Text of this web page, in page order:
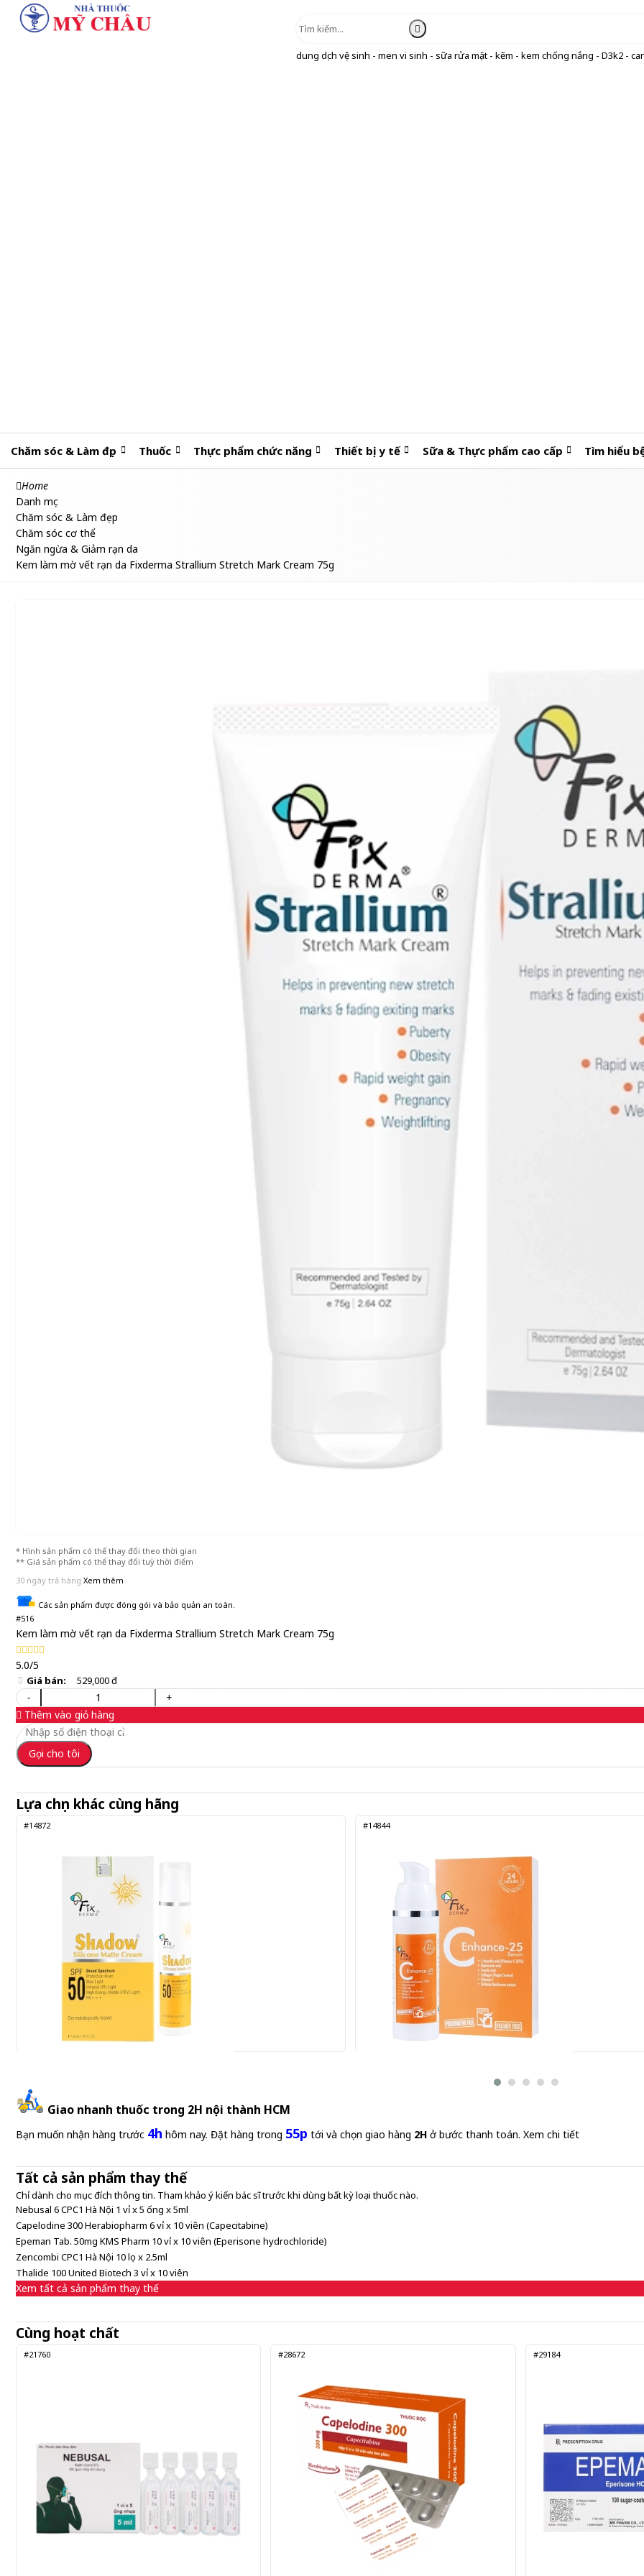
dung dịch vệ sinh - men vi sinh - sữa rửa mặt - kẽm - kem chống nắng - D3k2 -
Chăm sóc & Làm đẹp Thuốc Thực phẩm chức năng Thiết bị y tế Sữa & Thực phẩm cao cấp Tìm hiểu
Home
Danh mục
Chăm sóc & Làm đẹp
Chăm sóc cơ thể
Ngăn ngừa & Giảm rạn da
Kem làm mờ vết rạn da Fixderma Strallium Stretch Mark Cream 75g
* Hình sản phẩm có thể thay đổi theo thời gian
** Giá sản phẩm có thể thay đổi tuỳ thời điểm
30 ngày trả hàng Xem thêm
Các sản phẩm được đóng gói và bảo quản an toàn.
#516
Kem làm mờ vết rạn da Fixderma Strallium Stretch Mark Cream 75g
5.0/5
Giá bán: 529,000 đ
-
+
Thêm vào giỏ hàng
Gọi cho tôi
Lựa chọn khác cùng hãng
#14872
SPF 50 50ml
895.000 đ
#14844
Serum phục hồi làn da Fixderma C Enhance-25 Serum
Giao nhanh thuốc trong 2H nội thành HCM
Bạn muốn nhận hàng trước 4h hôm nay. Đặt hàng trong 55p tới và chọn giao hàng 2H ở bước thanh toán. Xem chi tiết
Tất cả sản phẩm thay thế
Chỉ dành cho mục đích thông tin. Tham khảo ý kiến bác sĩ trước khi dùng bất kỳ loại thuốc nào.
Nebusal 6 CPC1 Hà Nội 1 vỉ x 5 ống x 5ml
Capelodine 300 Herabiopharm 6 vỉ x 10 viên (Capecitabine)
Epeman Tab. 50mg KMS Pharm 10 vỉ x 10 viên (Eperisone hydrochloride)
Zencombi CPC1 Hà Nội 10 lọ x 2.5ml
Thalide 100 United Biotech 3 vỉ x 10 viên
Xem tất cả sản phẩm thay thế
Cùng hoạt chất
#21760 #28672 #29184